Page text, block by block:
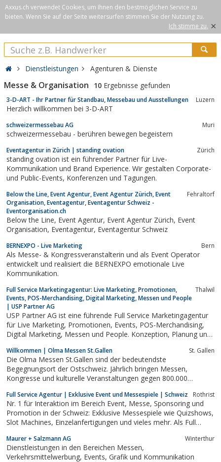
Axxus.ch verwendet Cookies, um Ihnen den bestmöglichen Service zu
bieten. Wenn Sie auf der Seite weitersurfen stimmen Sie der Nutzung zu.
Ich stimme zu. ×
Dienstleistungen Agenturen & Dienste
Messe & Organisation 10 Ergebnisse gefunden
3-D-ART - Ihr Partner für Standbau, Messebau und Ausstellungen Luzern
Herzlich willkommen bei 3-D-ART
schweizermessebau AG Muri
schweizermessebau - berühren bewegen begeistern
Eventagentur in Zürich | standing ovation Zürich
standing ovation ist ein führender Partner für Live-
Kommunikation und Brand Experience. Wir gestalten Corporate-
und Public-Events, Konferenzen und Tagungen.
Below the Line, Event Agentur, Event Agentur Zürich, Event
Organisation, Eventagentur, Eventagentur Schweiz -
Eventorganisation.ch
Fehraltorf
Below the Line, Event Agentur, Event Agentur Zürich, Event
Organisation, Eventagentur, Eventagentur Schweiz
BERNEXPO - Live Marketing Bern
Als Messe- & Kongressveranstalterin und als Event Operator
entwickelt und realisiert die BERNEXPO emotionale Live
Kommunikation.
Full Service Marketingagentur: Live Marketing, Promotionen,
Events, POS-Merchandising, Digital Marketing, Messen und People
| USP Partner AG
Thalwil
USP Partner AG ist eine führende Full Service Marketingagentur
für Live Marketing, Promotionen, Events, POS-Merchandising,
Digital Marketing, Messen und People. Konzeption, Planung und
Willkommen | Olma Messen St.Gallen St. Gallen
Die Olma Messen St.Gallen sind der bedeutendste
Begegnungsort der Ostschweiz. Jährlich bringen Messen,
Kongresse und kulturelle Veranstaltungen gegen 800.000
ihrem vielseitigen Programm einer der grössten und wichtigsten
Messeveranstalter der Schweiz und gleichzeitig ein...
Full Service Agentur | Exklusive Event und Messespiele | Schweiz Rothrist
Nr. 1 für Interaktion im Bereich Event, Messe, Sponsoring und
Promotion in der Schweiz: Exklusive Messespiele wie Quizshows,
Slot Machines, Einzelanfertigungen und vieles mehr. Als Full
Maurer + Salzmann AG Winterthur
Dienstleistungen in den Bereichen Messen,
Verkehrsmittelwerbung, Events, Grafik und Kommunikation